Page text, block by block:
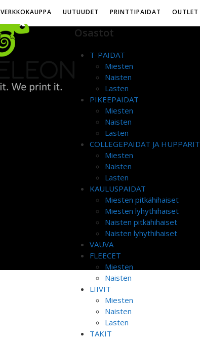
VERKKOKAUPPA UUTUUDET PRINTTIPAIDAT OUTLET
Osastot
T-PAIDAT
Miesten
Naisten
Lasten
PIKEEPAIDAT
Miesten
Naisten
Lasten
COLLEGEPAIDAT JA HUPPARIT
Miesten
Naisten
Lasten
KAULUSPAIDAT
Miesten pitkähihaiset
Miesten lyhythihaiset
Naisten pitkähihaiset
Naisten lyhythihaiset
VAUVA
FLEECET
Miesten
Naisten
LIIVIT
Miesten
Naisten
Lasten
TAKIT